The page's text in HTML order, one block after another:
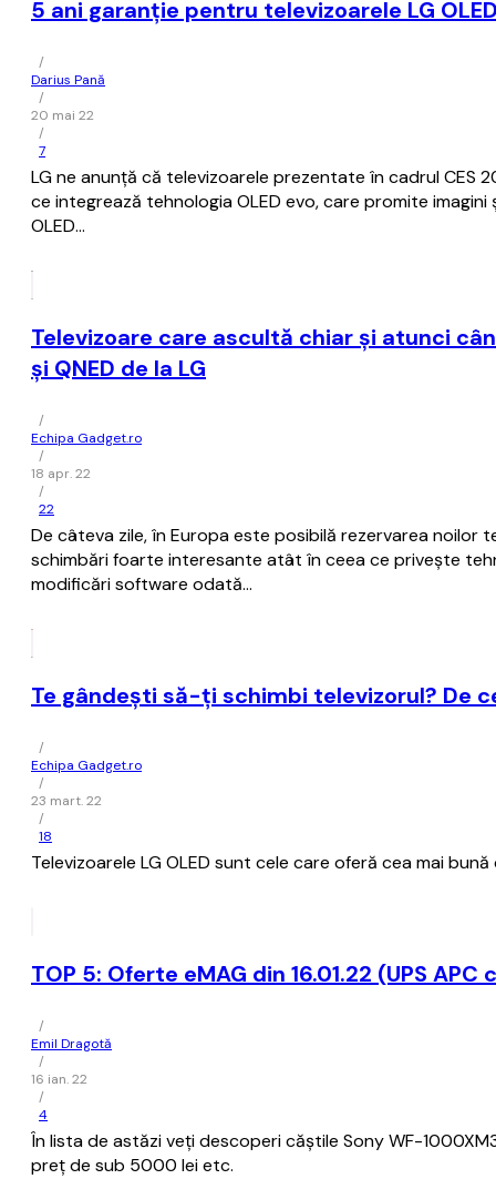
5 ani garanție pentru televizoarele LG
/
Darius Pană
/
20 mai 22
/
7
LG ne anunță că televizoarele prezentate în cadrul CES
ce integrează tehnologia OLED evo, care promite
OLED…
Televizoare care ascultă chiar și atunci
și QNED de la LG
/
Echipa Gadget.ro
/
18 apr. 22
/
22
De câteva zile, în Europa este posibilă rezervarea noilor
schimbări foarte interesante atât în ceea ce privește
modificări software odată…
Te gândești să-ți schimbi televizorul? De
/
Echipa Gadget.ro
/
23 mart. 22
/
18
Televizoarele LG OLED sunt cele care oferă cea mai
TOP 5: Oferte eMAG din 16.01.22 (UPS
/
Emil Dragotă
/
16 ian. 22
/
4
În lista de astăzi veți descoperi căștile Sony WF-
preț de sub 5000 lei etc.